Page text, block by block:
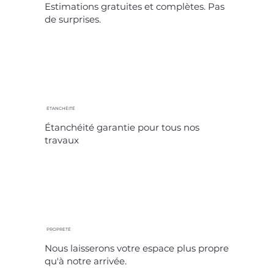
Estimations gratuites et complètes. Pas
de surprises.
ÉTANCHÉITÉ
Étanchéité garantie pour tous nos
travaux
PROPRETÉ
Nous laisserons votre espace plus propre
qu'à notre arrivée.​